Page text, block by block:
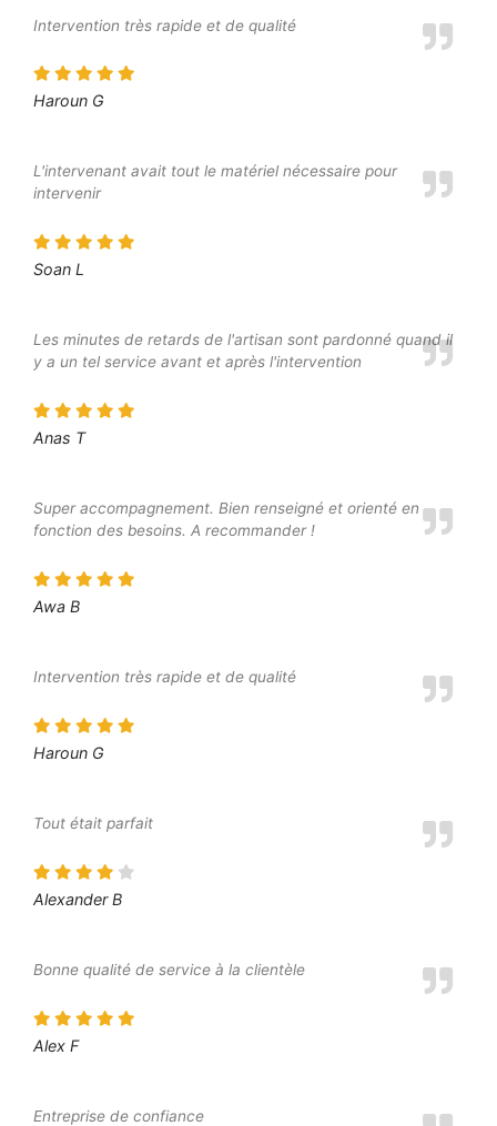
Intervention très rapide et de qualité
Haroun G
L'intervenant avait tout le matériel nécessaire pour
intervenir
Soan L
Les minutes de retards de l'artisan sont pardonné quand il
y a un tel service avant et après l'intervention
Anas T
Super accompagnement. Bien renseigné et orienté en
fonction des besoins. A recommander !
Awa B
Intervention très rapide et de qualité
Haroun G
Tout était parfait
Alexander B
Bonne qualité de service à la clientèle
Alex F
Entreprise de confiance